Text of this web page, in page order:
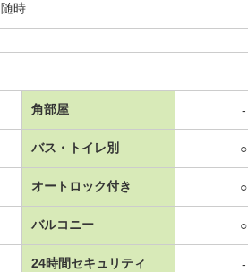
随時
角部屋 -
バス・トイレ別 ○
オートロック付き ○
バルコニー ○
24時間セキュリティ -